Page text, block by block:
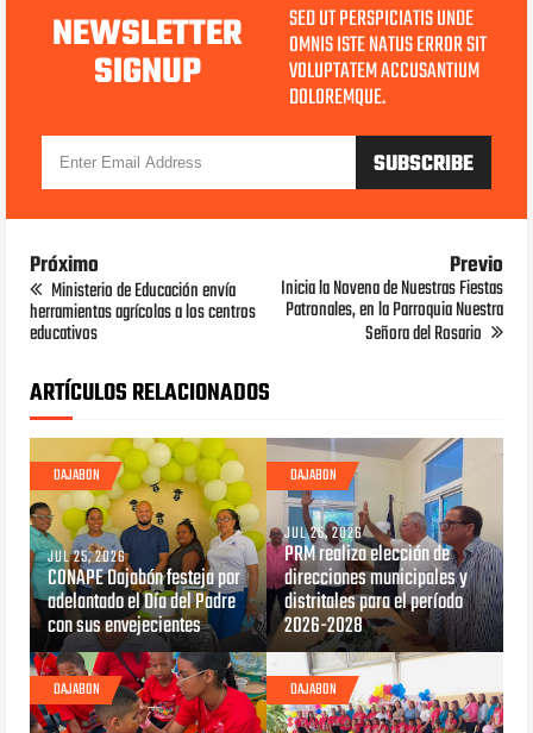
NEWSLETTER
SIGNUP
SED UT PERSPICIATIS UNDE
OMNIS ISTE NATUS ERROR SIT
VOLUPTATEM ACCUSANTIUM
DOLOREMQUE.
Próximo
Ministerio de Educación envía
herramientas agrícolas a los centros
educativos
Previo
Inicia la Novena de Nuestras Fiestas
Patronales, en la Parroquia Nuestra
Señora del Rosario
ARTÍCULOS RELACIONADOS
DAJABON
JUL 25, 2026
CONAPE Dajabón festeja por
adelantado el Día del Padre
con sus envejecientes
DAJABON
JUL 25, 2026
PRM realiza elección de
direcciones municipales y
distritales para el período
2026-2028
DAJABON DAJABON